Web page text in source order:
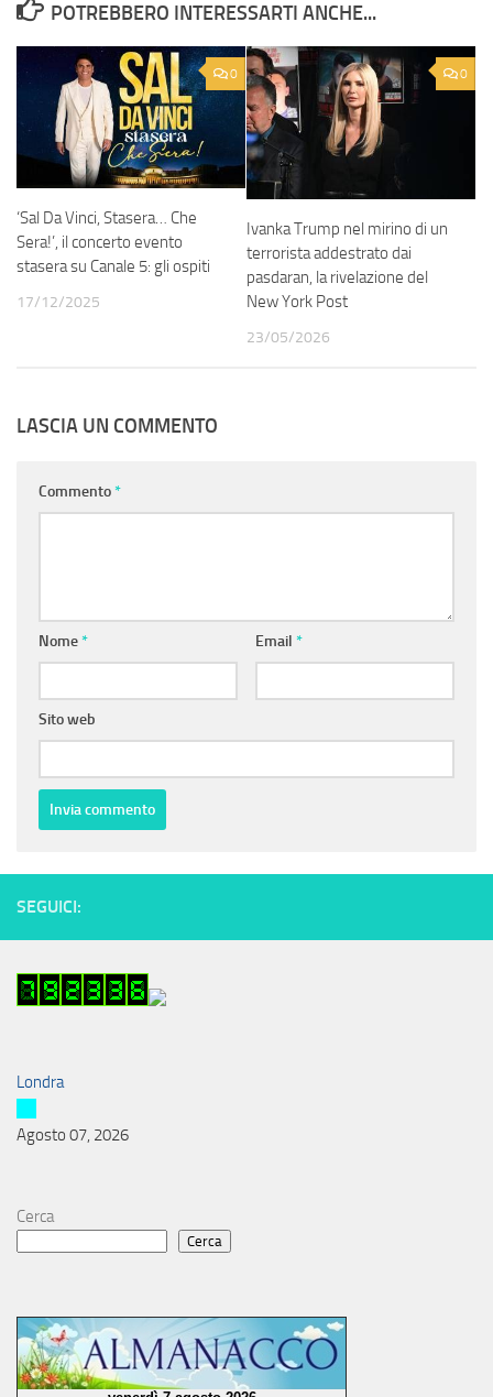
POTREBBERO INTERESSARTI ANCHE...
0
‘Sal Da Vinci, Stasera… Che
Sera!’, il concerto evento
stasera su Canale 5: gli ospiti
17/12/2025
0
Ivanka Trump nel mirino di un
terrorista addestrato dai
pasdaran, la rivelazione del
New York Post
23/05/2026
LASCIA UN COMMENTO
Commento*
Nome* Email *
Sito web
SEGUICI:
Londra
Agosto 07, 2026
Cerca
Cerca